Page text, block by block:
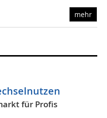
mehr
für Profis